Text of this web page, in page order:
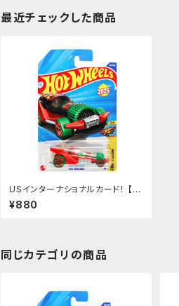
最近チェックした商品
USインターナショナルカード！ 【H
OT WHEENGS】タバスコ ボトル
¥880
同じカテゴリの商品